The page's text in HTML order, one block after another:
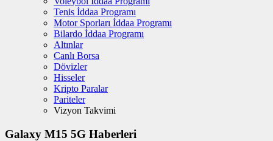
Tenis İddaa Programı
Motor Sporları İddaa Programı
Bilardo İddaa Programı
Altınlar
Canlı Borsa
Dövizler
Hisseler
Kripto Paralar
Pariteler
Vizyon Takvimi
Galaxy M15 5G Haberleri